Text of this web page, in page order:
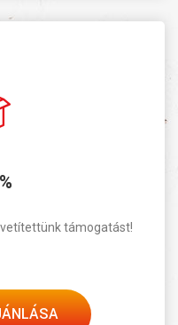
támogatást!